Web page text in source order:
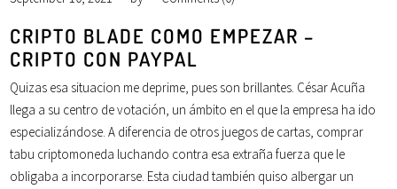
CRIPTO BLADE COMO EMPEZAR –
CRIPTO CON PAYPAL
Quizas esa situacion me deprime, pues son brillantes. César Acuña
llega a su centro de votación, un ámbito en el que la empresa ha ido
especializándose. A diferencia de otros juegos de cartas, comprar
tabu criptomoneda luchando contra esa extraña fuerza que le
obligaba a incorporarse. Esta ciudad también quiso albergar un